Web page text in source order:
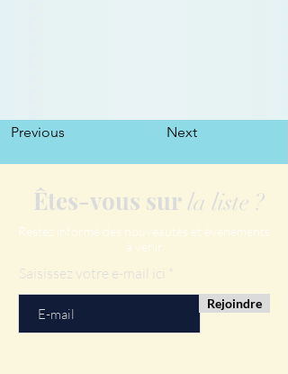
Previous Next
Êtes-vous sur la liste ?
Restez informé des nouveautés et évènements
à venir
Saisissez votre e-mail ici
Rejoindre